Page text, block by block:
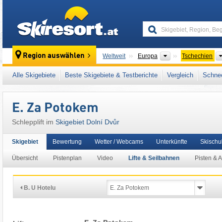
Region auswählen Weltweit Europa Kontinente
Tschechien
Dieses Skigebiet liegt auch in:
Tschechische Sudeten
Sudeten (Sudety)
Alle Skigebiete Beste Skigebiete & Testberichte Vergleich
E. Za Potokem
Schlepplift im Skigebiet Dolní Dvůr
Skigebiet
Übersicht Pistenplan Video Lifte & Seilbahnen Pisten &
Bewertung Wetter / Webcams Unterkünfte
B. U Hotelu